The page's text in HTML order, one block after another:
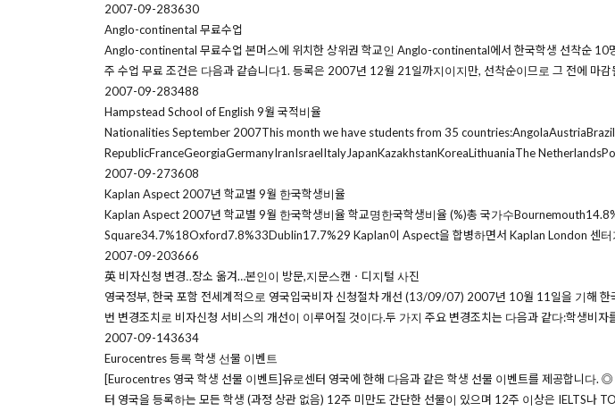
2007-09-283630
Anglo-continental 무료수업
Anglo-continental 무료수업 본머스에 위치한 상위권 학교인 Anglo-continental에서 한국학생 선착순
주 수업 무료 조건은 다음과 같습니다1. 등록은 2007년 12월 21일까지이지만, 선착순이므로 그 전에 마감
2007-09-283488
Hampstead School of English 9월 국적비율
Nationalities September 2007This month we have students from 35
RepublicFranceGeorgiaGermanyIranIsraelItalyJapanKazakhstanKoreaLithuaniaThe
2007-09-273608
Kaplan Aspect 2007년 학교별 9월 한국학생비율
Kaplan Aspect 2007년 학교별 9월 한국학생비율 학교명한국학생비율 (%)총 국가수
Square34.7%18Oxford7.8%33Dublin17.7%29 Kaplan이 Aspect을 합병하면서 Kaplan London 센
2007-09-203666
英 비자신청 변경‥장소 옮겨…본인이 방문,지문스캔ㆍ디지털 사진
영국정부, 한국 포함 전세계적으로 영국입국비자 신청절차 개선 (13/09/07) 2007년 10월 11일을 기해
번 변경조치로 비자신청 서비스의 개선이 이루어질 것이다.두 가지 주요 변경조치는 다음과 같다:학생비자
2007-09-143634
Eurocentres 등록 학생 선물 이벤트
[Eurocentres 영국 학생 선물 이벤트]유로센터 영국에 한해 다음과 같은 학생 선물 이벤트를 제공합
터 영국을 등록하는 모든 학생 (과정 상관 없음) 12주 미만도 간단한 선물이 있으며 12주 이상은 IELTS나